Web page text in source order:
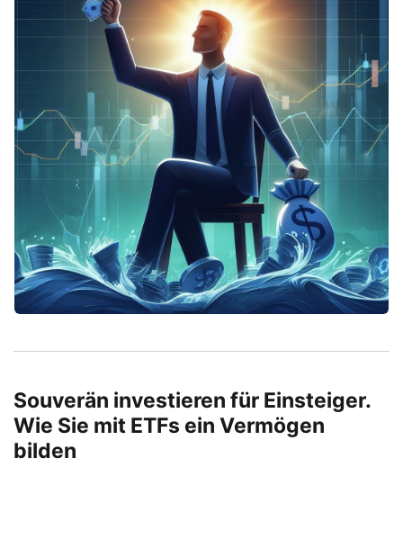
Souverän investieren für Einsteiger.
Wie Sie mit ETFs ein Vermögen
bilden